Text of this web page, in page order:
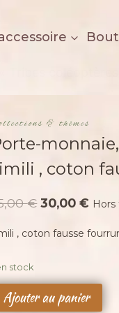
& thèmes
, coton
€ Le
initial
35,00 €.
30,00€ Le
Hors
, coton fausse
stock
Ajouter au panier